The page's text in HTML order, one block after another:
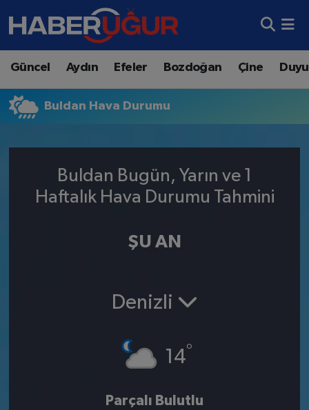
Güncel Aydın Efeler Bozdoğan Çine
Buldan Hava Durumu
Buldan Bugün, Yarın ve 1
Haftalık Hava Durumu Tahmini
ŞU AN
Denizli
14°
Parçalı Bulutlu
Aydın Nöbetçi Eczaneler
Aydın Hava Durumu
Süper Lig Puan Durumu ve Fikstür